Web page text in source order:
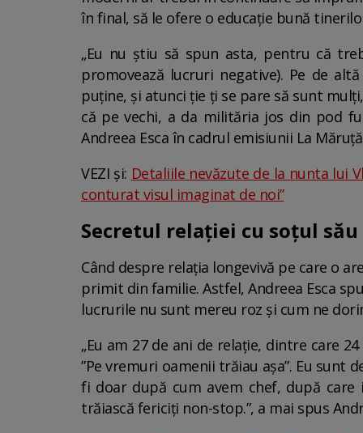
în final, să le ofere o educație bună
„Eu nu știu să spun asta, pentru că
promovează lucruri negative). Pe de
puține, și atunci ție ți se pare să sunt
că pe vechi, a da milităria jos din pod
Andreea Esca în cadrul emisiunii La
VEZI și: Detaliile nevăzute de la nunta lui
conturat visul imaginat de noi”
Secretul relației cu soțul său
Când despre relația longevivă pe care o
primit din familie. Astfel, Andreea Esca
lucrurile nu sunt mereu roz și cum ne
„Eu am 27 de ani de relație, dintre care
”Pe vremuri oamenii trăiau așa”. Eu
fi doar după cum avem chef, după care
trăiască fericiți non-stop.”, a mai spus